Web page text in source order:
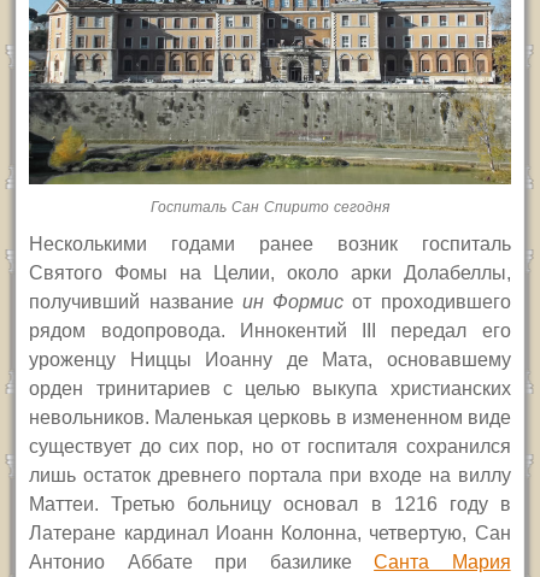
Госпиталь Сан Спирито сегодня
Несколькими годами ранее возник госпиталь
Святого Фомы на Целии, около арки Долабеллы,
получивший название ин Формис от проходившего
рядом водопровода. Иннокентий III передал его
уроженцу Ниццы Иоанну де Мата, основавшему
орден тринитариев с целью выкупа христианских
невольников. Маленькая церковь в измененном виде
существует до сих пор, но от госпиталя сохранился
лишь остаток древнего портала при входе на виллу
Маттеи. Третью больницу основал в 1216 году в
Латеране кардинал Иоанн Колонна, четвертую, Сан
Антонио Аббате при базиликеСанта Мария